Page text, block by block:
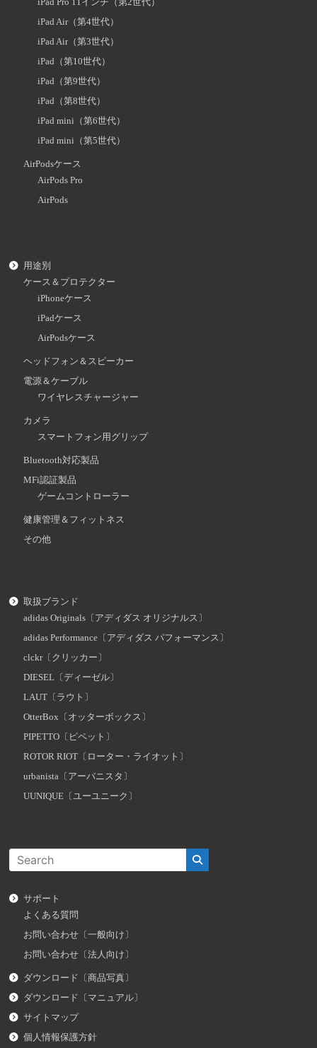
iPad Pro 11インチ（第2世代）
iPad Air（第4世代）
iPad Air（第3世代）
iPad（第10世代）
iPad（第9世代）
iPad（第8世代）
iPad mini（第6世代）
iPad mini（第5世代）
AirPodsケース
AirPods Pro
AirPods
用途別
ケース＆プロテクター
iPhoneケース
iPadケース
AirPodsケース
ヘッドフォン＆スピーカー
電源＆ケーブル
ワイヤレスチャージャー
カメラ
スマートフォン用グリップ
Bluetooth対応製品
MFi認証製品
ゲームコントローラー
健康管理＆フィットネス
その他
取扱ブランド
adidas Originals〔アディダス オリジナルス〕
adidas Performance〔アディダス パフォーマンス〕
clckr〔クリッカー〕
DIESEL〔ディーゼル〕
LAUT〔ラウト〕
OtterBox〔オッターボックス〕
PIPETTO〔ピペット〕
ROTOR RIOT〔ローター・ライオット〕
urbanista〔アーバニスタ〕
UUNIQUE〔ユーユニーク〕
サポート
よくある質問
お問い合わせ〔一般向け〕
お問い合わせ〔法人向け〕
ダウンロード〔商品写真〕
ダウンロード〔マニュアル〕
サイトマップ
個人情報保護方針